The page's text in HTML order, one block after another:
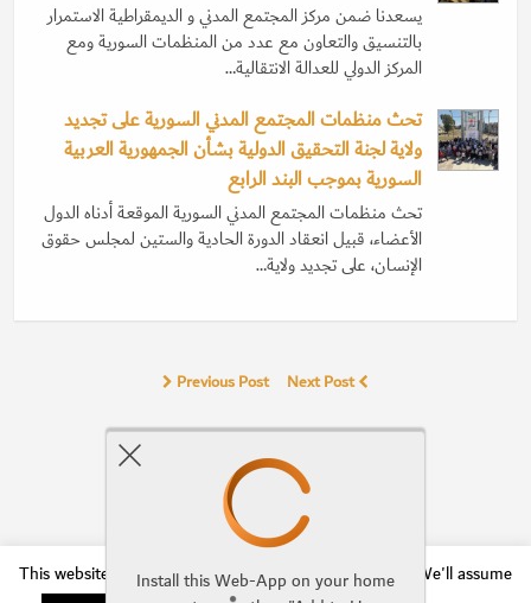
يسعدنا ضمن مركز المجتمع المدني و الديمقراطية الاستمرار
بالتنسيق والتعاون مع عدد من المنظمات السورية ومع
المركز الدولي للعدالة الانتقالية…
تحث منظمات المجتمع المدني السورية على تجديد
ولاية لجنة التحقيق الدولية بشأن الجمهورية العربية
السورية بموجب البند الرابع
تحث منظمات المجتمع المدني السورية الموقعة أدناه الدول
الأعضاء، قبيل انعقاد الدورة الحادية والستين لمجلس حقوق
الإنسان، على تجديد ولاية…
Previous Post Next Post
Comments Are Closed
This website uses cookies to improve your experience. We'll assume
Install this Web-App on your home